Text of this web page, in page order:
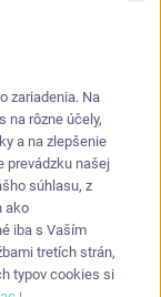
zariadenia. Na
na rôzne účely,
a na zlepšenie
prevádzku našej
súhlasu, z
ako
iba s Vaším
tretích strán,
typov cookies si